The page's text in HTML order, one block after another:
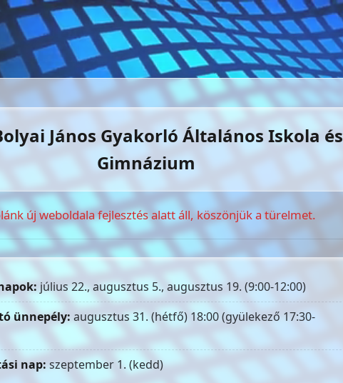
János Gyakorló Általános Iskola és
Gimnázium
új weboldala fejlesztés alatt áll, köszönjük a türelmet.
július 22., augusztus 5., augusztus 19. (9:00-12:00)
ünnepély: augusztus 31. (hétfő) 18:00 (gyülekező 17:30-
nap: szeptember 1. (kedd)